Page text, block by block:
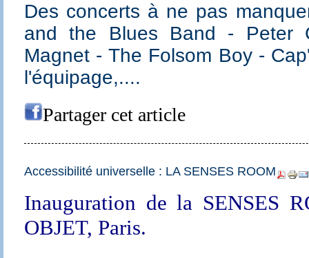
Des concerts à ne pas
and the Blues Band - Peter
Magnet - The Folsom Boy -
l'équipage,....
Partager cet article
Accessibilité universelle : LA SENSES ROOM
Inauguration de la SENSES
OBJET, Paris.